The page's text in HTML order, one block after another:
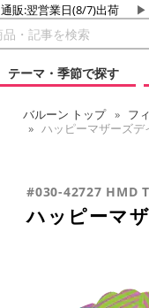
通販:翌営業日(8/7)出荷
テーマ・季節で探す
バルーン トップ フ
ハッピーマザーズデ
#030-42727 HMD
ハッピーマ